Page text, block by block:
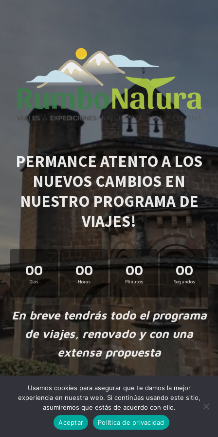
PERMANCE ATENTO A LOS
NUEVOS CAMBIOS EN
NUESTRO PROGRAMA DE
VIAJES!
00
Días
00
Horas
00
Minutos
00
Segundos
En breve tendrás todo el programa
de viajes, renovado y con una
extensa propuesta
Made byNiteoThemeswith love.
Usamos cookies para asegurar que te damos la mejor
experiencia en nuestra web. Si continúas usando este sitio,
asumiremos que estás de acuerdo con ello.
Aceptar
Política de privacidad